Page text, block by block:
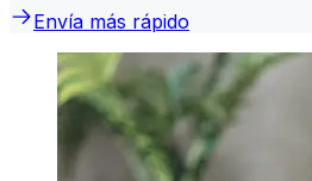
Envía más rápido